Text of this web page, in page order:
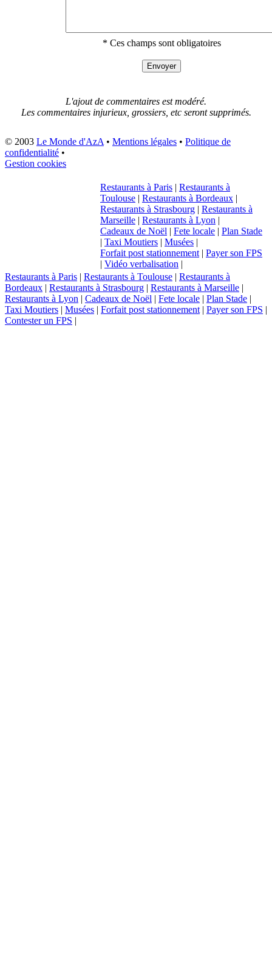
* Ces champs sont obligatoires
L'ajout de commentaires est modéré.
Les commentaires injurieux, grossiers, etc seront supprimés.
© 2003 Le Monde d'AzA • Mentions légales • Politique de
confidentialité •
Gestion cookies
Restaurants à Paris | Restaurants à
Toulouse | Restaurants à Bordeaux |
Restaurants à Strasbourg | Restaurants à
Marseille | Restaurants à Lyon |
Cadeaux de Noël | Fete locale | Plan Stade
| Taxi Moutiers | Musées |
Forfait post stationnement | Payer son FPS
| Vidéo verbalisation |
Restaurants à Paris | Restaurants à Toulouse | Restaurants à
Bordeaux | Restaurants à Strasbourg | Restaurants à Marseille |
Restaurants à Lyon | Cadeaux de Noël | Fete locale | Plan Stade |
Taxi Moutiers | Musées | Forfait post stationnement | Payer son FPS |
Contester un FPS |